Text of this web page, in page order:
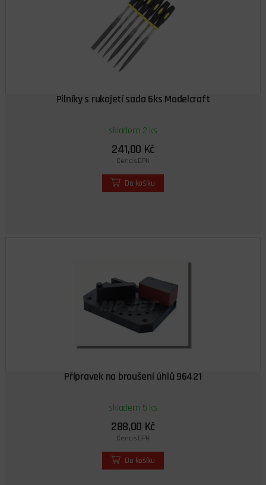
Pilníky s rukojetí sada 6ks Modelcraft
skladem 2 ks
241,00 Kč
Cena s DPH
Do košíku
Přípravek na broušení úhlů 96421
skladem 5 ks
288,00 Kč
Cena s DPH
Do košíku